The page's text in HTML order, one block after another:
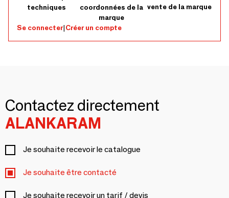
techniques
coordonnées de la
marque
vente de la marque
Se connecter|Créer un compte
Contactez directement
ALANKARAM
Je souhaite recevoir le catalogue
Je souhaite être contacté
Je souhaite recevoir un tarif / devis